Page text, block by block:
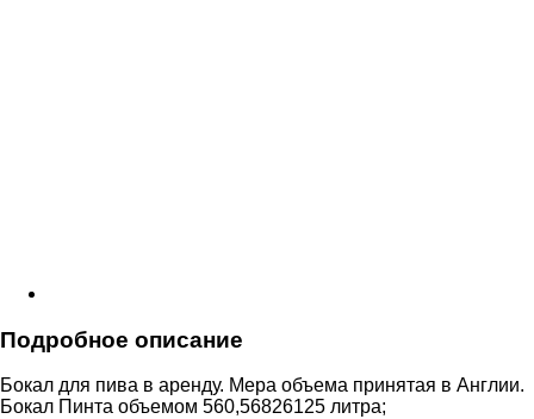
Подробное описание
Бокал для пива в аренду. Мера объема принятая в Англии.
Бокал Пинта объемом 560,56826125 литра;